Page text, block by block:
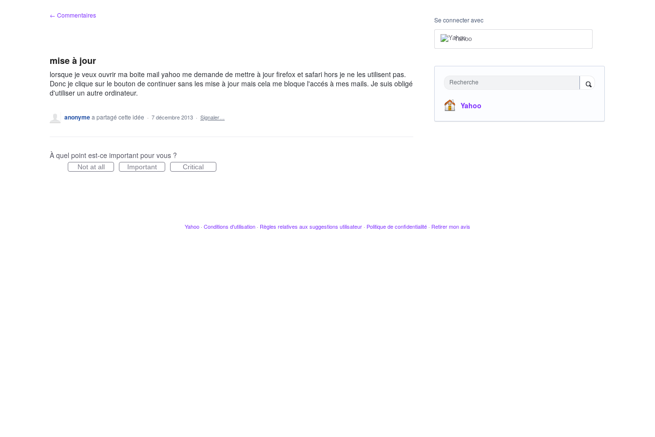
← Commentaires
mise à jour
lorsque je veux ouvrir ma boite mail yahoo me demande de mettre à jour firefox et safari hors je ne les utilisent pas.
Donc je clique sur le bouton de continuer sans les mise à jour mais cela me bloque l'accés à mes mails. Je suis obligé
d'utiliser un autre ordinateur.
anonymea partagé cette idée · 7 décembre 2013 · Signaler…
À quel point est-ce important pour vous ?
Not at all Important Critical
Se connecter avec
Yahoo
Recherche
Yahoo
Yahoo · Conditions d'utilisation · Règles relatives aux suggestions utilisateur · Politique de confidentialité · Retirer mon avis